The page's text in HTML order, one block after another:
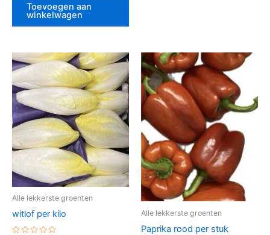
Toevoegen aan
winkelwagen
Alle lekkerste groenten
witlof per kilo Alle lekkerste groenten
Paprika rood per stuk